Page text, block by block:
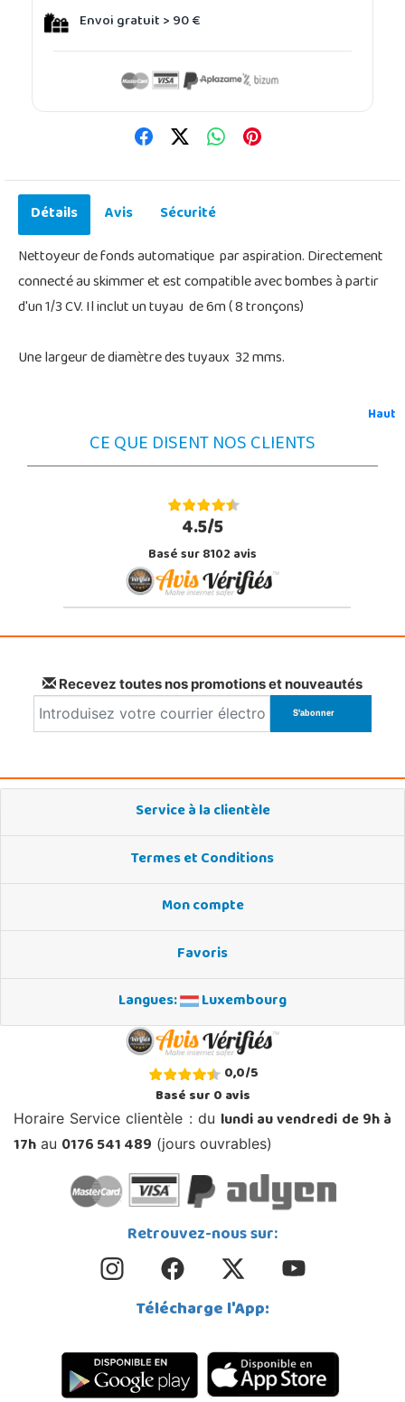
Envoi gratuit > 90 €
Détails Avis
Sécurité
Nettoyeur de fonds automatique par aspiration. Directement
connecté au skimmer et est compatible avec bombes à partir
d'un 1/3 CV. Il inclut un tuyau de 6m ( 8 tronçons)
Une largeur de diamètre des tuyaux 32 mms.
Haut
CE QUE DISENT NOS CLIENTS
4.5/5
Basé sur 8102 avis
Recevez toutes nos promotions et nouveautés
Service à la clientèle
Termes et Conditions
Mon compte
Favoris
Langues:
Luxembourg
0,0/5
Basé sur0avis
Horaire Service clientèle : du lundi au vendredi de 9h à
17h au 0176 541 489 (jours ouvrables)
Retrouvez-nous sur:
Télécharge l'App: